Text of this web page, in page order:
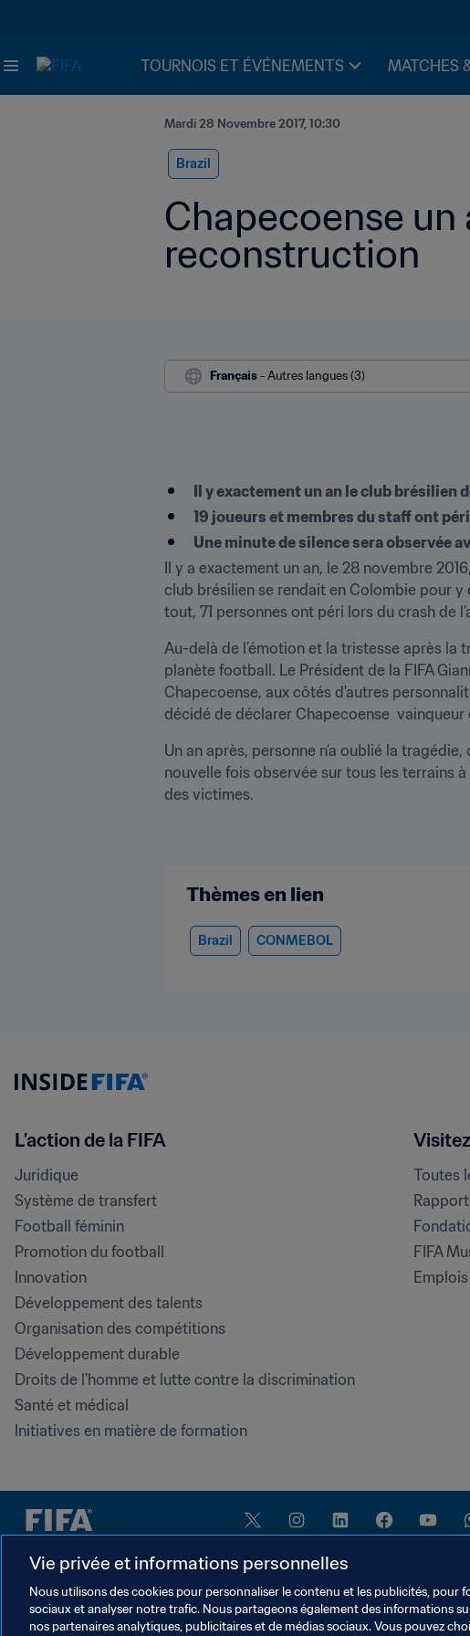
TOURNOIS ET ÉVÉNEMENTS MATCHES
Mardi 28 Novembre 2017, 10:30
Brazil
Chapecoense un
reconstruction
Français - Autres langues (3)
Il y exactement un an le club
19 joueurs et membres du staff ont
Une minute de silence sera observée
Il y a exactement un an, le 28 novembre
club brésilien se rendait en Colombie pour y
tout, 71 personnes ont péri lors du crash de
Au-delà de l’émotion et la tristesse après la
planète football. Le Président de la FIFA
Chapecoense, aux côtés d'autres
décidé de déclarer Chapecoense
Un an après, personne n’a oublié la
nouvelle fois observée sur tous les terrains
des victimes.
Thèmes en lien
Brazil CONMEBOL
L’action de la FIFA
Juridique
Système de transfert
Football féminin
Promotion du football
Innovation
Développement des talents
Organisation des compétitions
Développement durable
Droits de l'homme et lutte contre la discrimination
Santé et médical
Initiatives en matière de formation
Toutes
FIFA
CONDITIONS D'UTILISATIONPORTAIL DE LA FIFA SUR LA PROTECTION DES DONNÉES
Vie privée et informations personnelles
Nous utilisons des cookies pour personnaliser le contenu et les publicités, pour
sociaux et analyser notre trafic. Nous partageons également des informations
nos partenaires analytiques, publicitaires et de médias sociaux. Vous pouvez